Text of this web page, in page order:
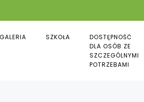
GALERIA SZKOŁA
DOSTĘPNOŚĆ
DLA OSÓB ZE
SZCZEGÓLNYMI
POTRZEBAMI